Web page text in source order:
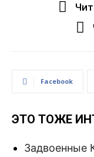
Facebook
ЭТО ТОЖЕ
Задвоенные